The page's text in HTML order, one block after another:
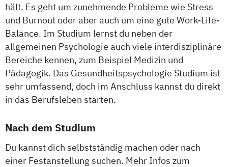
hält. Es geht um zunehmende Probleme wie Stress
und Burnout oder aber auch um eine gute Work-Life-
Balance. Im Studium lernst du neben der
allgemeinen Psychologie auch viele interdisziplinäre
Bereiche kennen, zum Beispiel Medizin und
Pädagogik. Das Gesundheitspsychologie Studium ist
sehr umfassend, doch im Anschluss kannst du direkt
in das Berufsleben starten.
Nach dem Studium
Du kannst dich selbstständig machen oder nach
einer Festanstellung suchen. Mehr Infos zum